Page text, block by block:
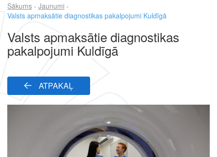
Atpakaļceļš
Sākums
Jaunumi
Valsts apmaksātie diagnostikas pakalpojumi Kuldīgā
Valsts apmaksātie diagnostikas
pakalpojumi Kuldīgā
ATPAKAĻ